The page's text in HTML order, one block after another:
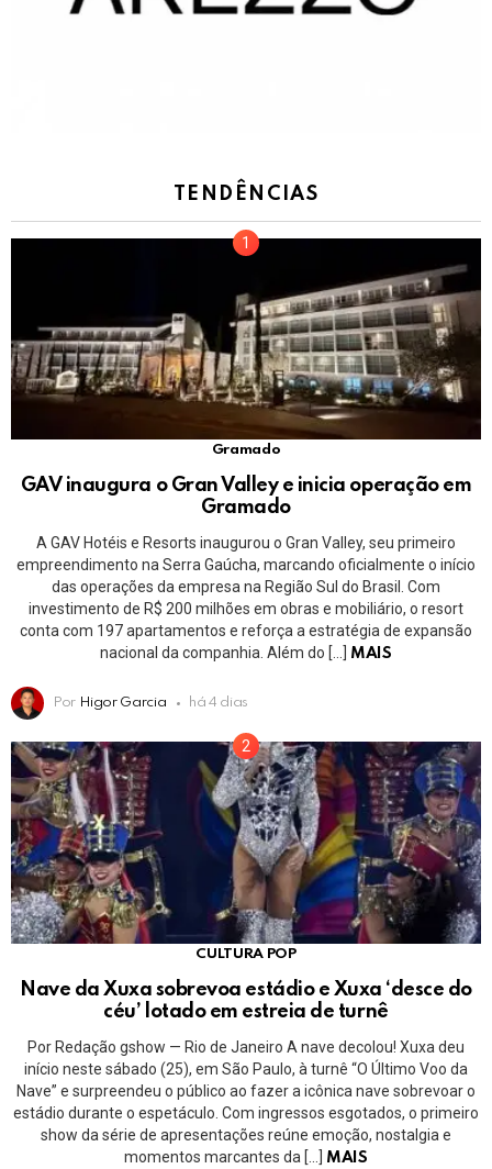
TENDÊNCIAS
Gramado
GAV inaugura o Gran Valley e inicia operação em
Gramado
A GAV Hotéis e Resorts inaugurou o Gran Valley, seu primeiro
empreendimento na Serra Gaúcha, marcando oficialmente o início
das operações da empresa na Região Sul do Brasil. Com
investimento de R$ 200 milhões em obras e mobiliário, o resort
conta com 197 apartamentos e reforça a estratégia de expansão
nacional da companhia. Além do […]
MAIS
Por Higor Garcia há 4 dias
CULTURA POP
Nave da Xuxa sobrevoa estádio e Xuxa ‘desce do
céu’ lotado em estreia de turnê
Por Redação gshow — Rio de Janeiro A nave decolou! Xuxa deu
início neste sábado (25), em São Paulo, à turnê “O Último Voo da
Nave” e surpreendeu o público ao fazer a icônica nave sobrevoar o
estádio durante o espetáculo. Com ingressos esgotados, o primeiro
show da série de apresentações reúne emoção, nostalgia e
momentos marcantes da […]
MAIS